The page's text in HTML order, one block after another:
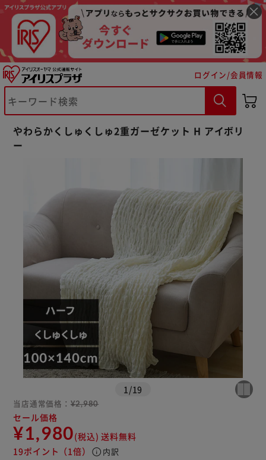
ログイン/会員情報
やわらかくしゅくしゅ2重ガーゼケット H アイボリ
ー
1 /19
当店通常価格： ¥2,980
セール価格
¥1,980(税込) 送料無料
19ポイント （1倍） info 内訳